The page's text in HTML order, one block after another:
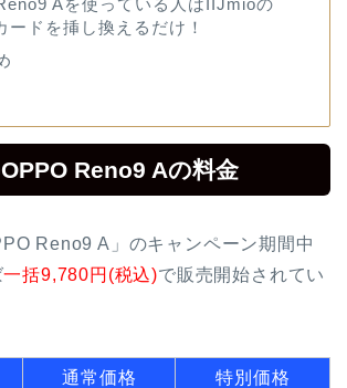
ードを挿し換えるだけ！
Reno9 Aの料金
Reno9 A」のキャンペーン期間中
一括9,780円(税込)で販売開始されてい
通常価格 特別価格